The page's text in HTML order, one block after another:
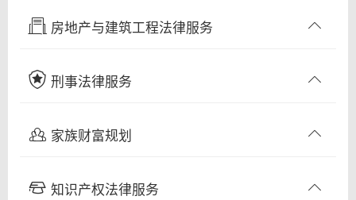
房地产与建筑工程法律服务
刑事法律服务
家族财富规划
知识产权法律服务